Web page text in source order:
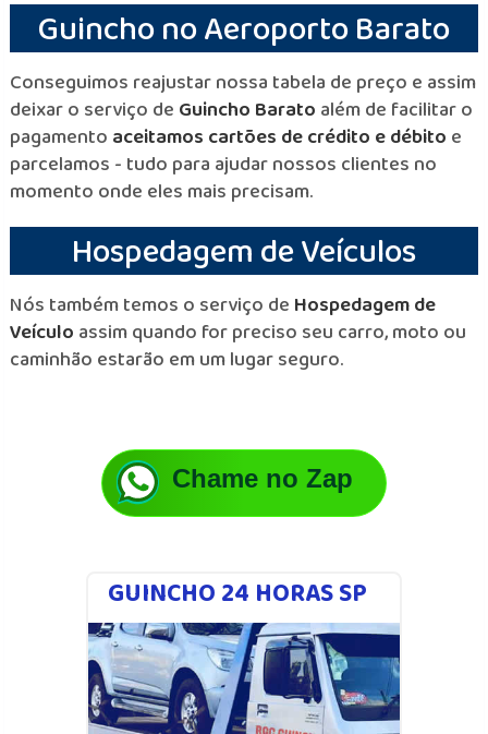
Guincho no Aeroporto Barato
Conseguimos reajustar nossa tabela de preço e assim
deixar o serviço de Guincho Barato além de facilitar o
pagamento aceitamos cartões de crédito e débito e
parcelamos - tudo para ajudar nossos clientes no
momento onde eles mais precisam.
Hospedagem de Veículos
Nós também temos o serviço de Hospedagem de
Veículo assim quando for preciso seu carro, moto ou
caminhão estarão em um lugar seguro.
Chame no Zap
GUINCHO 24 HORAS SP